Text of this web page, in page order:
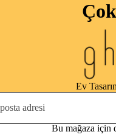
Ev
Bu mağaza için